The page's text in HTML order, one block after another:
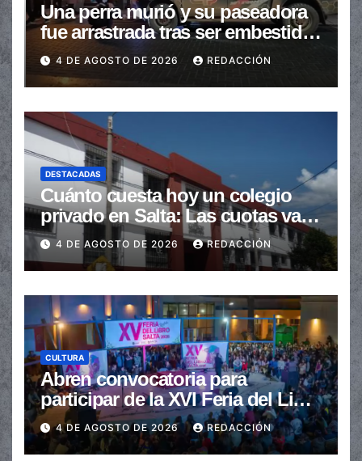
Una perra murió y su paseadora
fue arrastrada tras ser embestidas
en la senda peatonal
4 DE AGOSTO DE 2026 REDACCIÓN
DESTACADAS
Cuánto cuesta hoy un colegio
privado en Salta: Las cuotas van
de $110.000 a más de $600.000
4 DE AGOSTO DE 2026 REDACCIÓN
CULTURA
Abren convocatoria para
participar de la XVI Feria del Libro
de Salta
4 DE AGOSTO DE 2026 REDACCIÓN